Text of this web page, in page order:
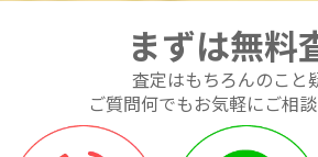
まずは無料
査定はもちろんのこと
ご質問何でもお気軽にご相談